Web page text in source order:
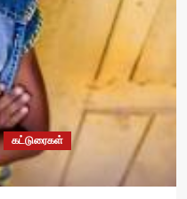
கட்டுரைகள்